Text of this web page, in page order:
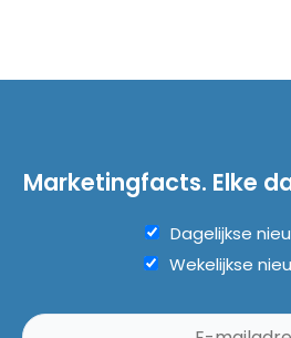
Marketingfacts. Elke
Dagelijkse
Wekelijkse